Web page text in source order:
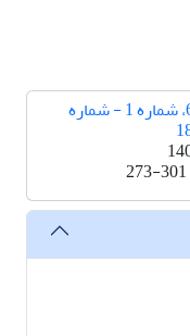
دوره 6، شماره 1 - شماره
273-301